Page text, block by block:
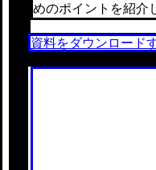
めのポイントを紹介
資料をダウンロード